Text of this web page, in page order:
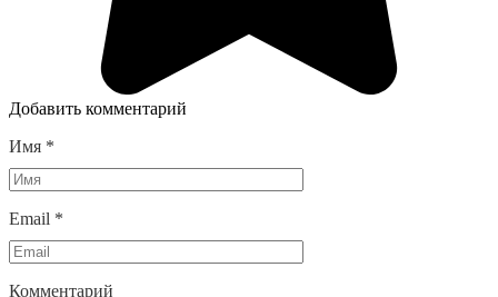
Добавить комментарий
Имя *
Email *
Комментарий